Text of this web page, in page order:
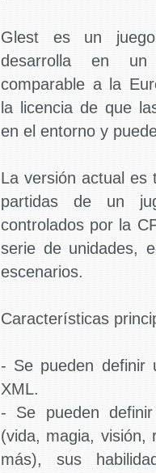
Glest es un
desarrolla en
comparable a la
la licencia de que
en el entorno y
La versión actual es
partidas de un
controlados por la
serie de unidades,
escenarios.
Características
- Se pueden definir
XML.
- Se pueden
(vida, magia, visión,
más), sus